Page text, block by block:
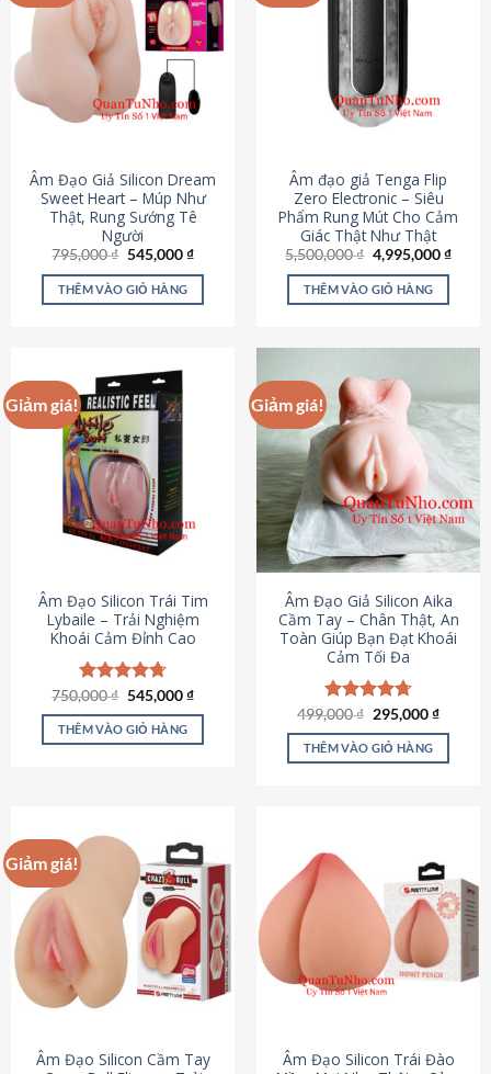
Âm Đạo Giả Silicon Dream
Sweet Heart – Múp Như
Thật, Rung Sướng Tê
Người
795,000₫ Giá
là:
795,000 ₫.
545,000₫Giá
tại
545,000 ₫.
THÊM VÀO GIỎ HÀNG
Âm đạo giả Tenga Flip
Zero Electronic – Siêu
Phẩm Rung Mút Cho Cảm
Giác Thật Như Thật
5,500,000₫ Giá
gốc
là:
5,500,000 ₫.
4,995,000₫Giá
THÊM VÀO GIỎ HÀNG
Giảm giá!
Âm Đạo Silicon Trái Tim
Lybaile – Trải Nghiệm
Khoái Cảm Đỉnh Cao
Được xếp
hạng4.70
5 sao
750,000₫ Giá
là:
750,000 ₫.
545,000₫Giá
tại
545,000 ₫.
THÊM VÀO GIỎ HÀNG
Giảm giá!
Âm Đạo Giả Silicon Aika
Cầm Tay – Chân Thật, An
Toàn Giúp Bạn Đạt Khoái
Cảm Tối Đa
Được xếp
hạng4.75
5 sao
499,000₫ Giá
là:
499,000 ₫.
295,000₫Giá
tại
THÊM VÀO GIỎ HÀNG
Giảm giá!
Âm Đạo Silicon Cầm Tay
Âm Đạo Silicon Trái Đào